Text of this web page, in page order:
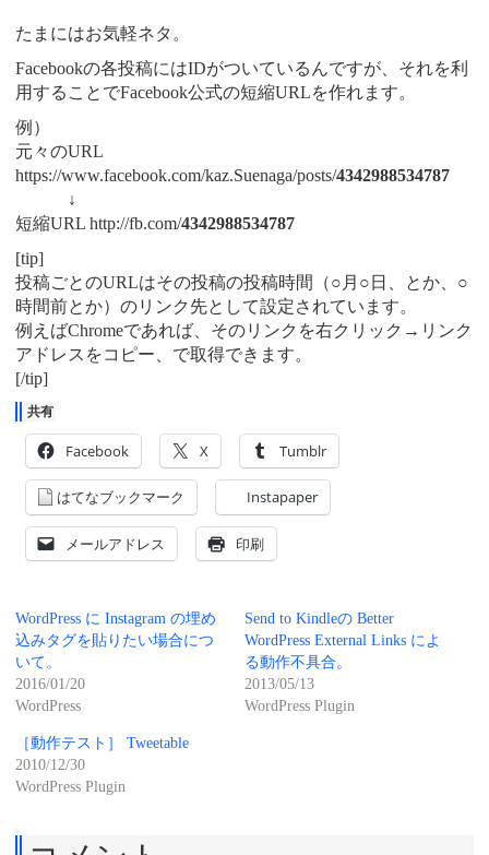
たまにはお気軽ネタ。
Facebookの各投稿にはIDがついているんですが、それを利
用することでFacebook公式の短縮URLを作れます。
例）
元々のURL
https://www.facebook.com/kaz.Suenaga/posts/4342988534787
↓
短縮URL http://fb.com/4342988534787
[tip]
投稿ごとのURLはその投稿の投稿時間（○月○日、とか、○
時間前とか）のリンク先として設定されています。
例えばChromeであれば、そのリンクを右クリック→リンク
アドレスをコピー、で取得できます。
[/tip]
共有
Facebook X Tumblr
はてなブックマーク Instapaper
メールアドレス 印刷
WordPress に Instagram の埋め
込みタグを貼りたい場合につ
いて。
2016/01/20
WordPress
Send to Kindleの Better
WordPress External Links によ
る動作不具合。
2013/05/13
WordPress Plugin
［動作テスト］ Tweetable
2010/12/30
WordPress Plugin